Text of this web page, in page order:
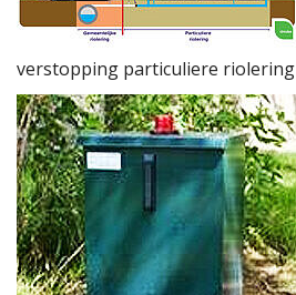
verstopping particuliere riolering